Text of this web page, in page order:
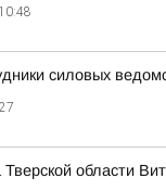
10:48
силовых
Тверской области